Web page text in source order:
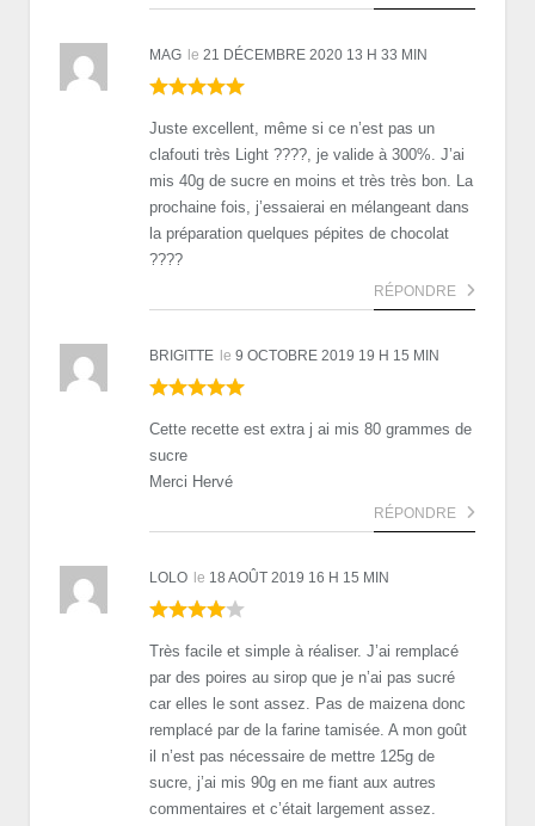
MAG le 21 DÉCEMBRE 2020 13 H 33 MIN
Juste excellent, même si ce n’est pas un
clafouti très Light ????, je valide à 300%. J’ai
mis 40g de sucre en moins et très très bon. La
prochaine fois, j’essaierai en mélangeant dans
la préparation quelques pépites de chocolat
????
RÉPONDRE
BRIGITTE le 9 OCTOBRE 2019 19 H 15 MIN
Cette recette est extra j ai mis 80 grammes de
sucre
Merci Hervé
RÉPONDRE
LOLO le 18 AOÛT 2019 16 H 15 MIN
Très facile et simple à réaliser. J’ai remplacé
par des poires au sirop que je n’ai pas sucré
car elles le sont assez. Pas de maizena donc
remplacé par de la farine tamisée. A mon goût
il n’est pas nécessaire de mettre 125g de
sucre, j’ai mis 90g en me fiant aux autres
commentaires et c’était largement assez.